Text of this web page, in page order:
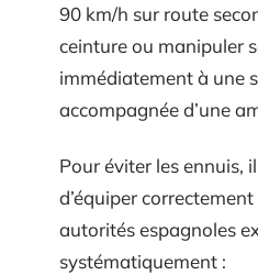
90 km/h sur route
ceinture ou manipuler
immédiatement à une
accompagnée d’une
Pour éviter les ennuis,
d’équiper
autorités espagnoles
systématiquement :